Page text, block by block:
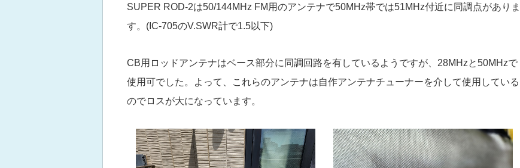
SUPER ROD-2は50/144MHz FM用のアンテナで50MHz帯では51MHz付近に同調点がありま
す。(IC-705のV.SWR計で1.5以下)
CB用ロッドアンテナはベース部分に同調回路を有しているようですが、28MHzと50MHzで
使用可でした。よって、これらのアンテナは自作アンテナチューナーを介して使用している
のでロスが大になっています。